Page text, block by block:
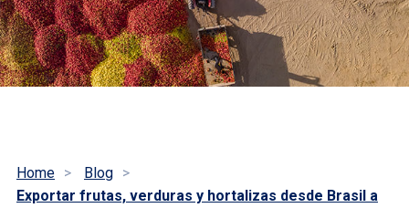
Home
Blog
Exportar frutas, verduras y hortalizas desde Brasil a